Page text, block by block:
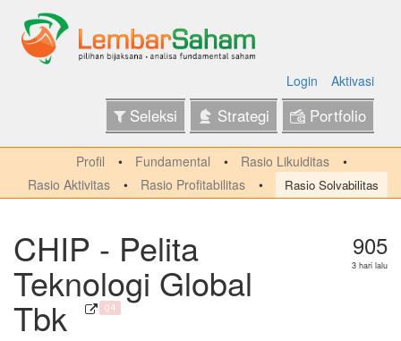
Login Aktivasi
Seleksi Strategi Portfolio
Profil Fundamental
Rasio Likuiditas
Rasio Aktivitas
Rasio Profitabilitas Rasio Solvabilitas
CHIP - Pelita
Teknologi Global
Tbk Q4
905
3 hari lalu